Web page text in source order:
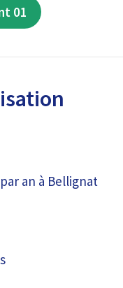
01
an à Bellignat